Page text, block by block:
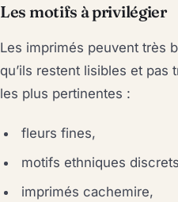
Les motifs à privilégier
Les imprimés peuvent très
qu’ils restent lisibles et pas
les plus pertinentes :
fleurs fines,
motifs ethniques
imprimés cachemire,